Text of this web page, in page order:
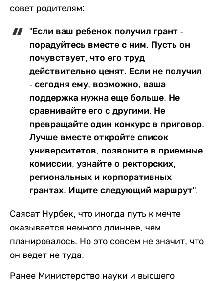
совет родителям:
"Если ваш ребенок получил грант -
порадуйтесь вместе с ним. Пусть он
почувствует, что его труд
действительно ценят. Если не получил
- сегодня ему, возможно, ваша
поддержка нужна еще больше. Не
сравнивайте его с другими. Не
превращайте один конкурс в приговор.
Лучше вместе откройте список
университетов, позвоните в приемные
комиссии, узнайте о ректорских,
региональных и корпоративных
грантах. Ищите следующий маршрут".
Саясат Нурбек, что иногда путь к мечте
оказывается немного длиннее, чем
планировалось. Но это совсем не значит, что
он ведет не туда.
Ранее Министерство науки и высшего